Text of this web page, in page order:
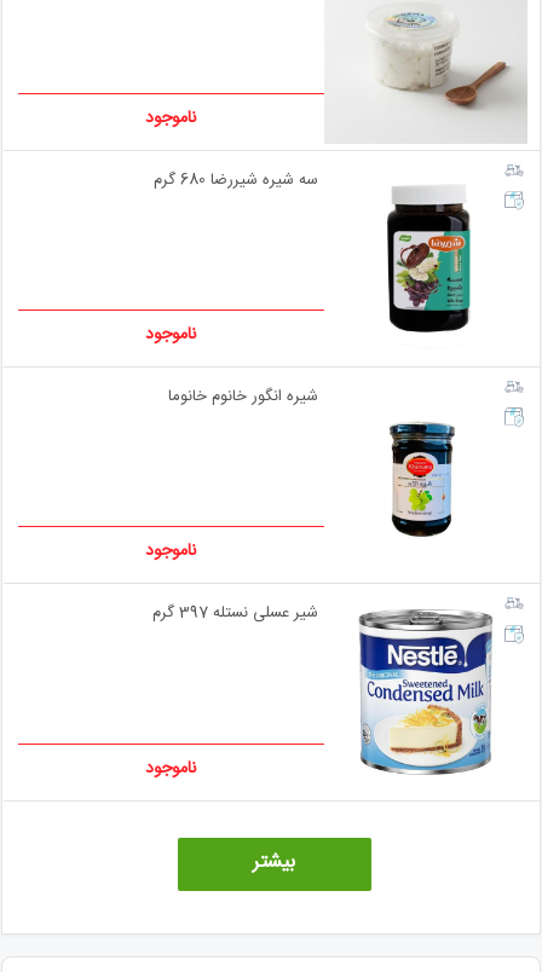
ناموجود
سه شیره شیررضا 680 گرم
ناموجود
شیره انگور خانوم خانوما
ناموجود
شیر عسلی نستله 397 گرم
ناموجود
بیشتر